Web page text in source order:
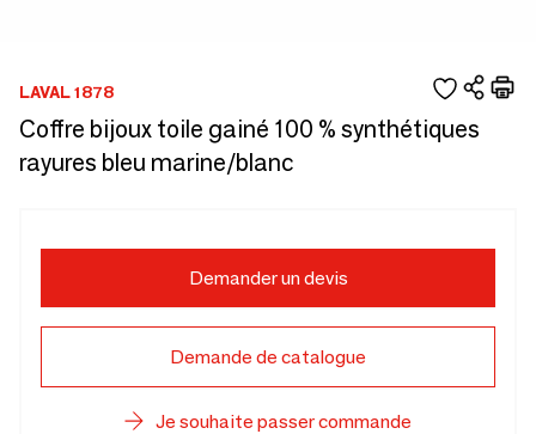
LAVAL 1878
Coffre bijoux toile gainé 100 % synthétiques
rayures bleu marine/blanc
Demander un devis
Demande de catalogue
Je souhaite passer commande